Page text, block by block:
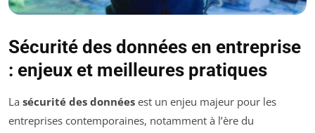
Sécurité des données en entreprise
: enjeux et meilleures pratiques
La sécu­rité des données est un enjeu majeur pour les
entreprises contemporaines, notamment à l’ère du